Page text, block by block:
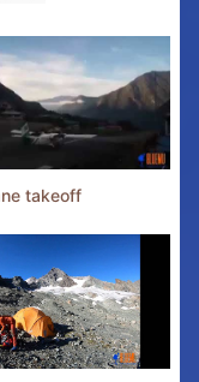
takeoff